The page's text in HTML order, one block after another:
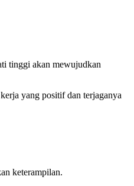
tinggi akan mewujudkan
yang positif dan terjaganya
keterampilan.